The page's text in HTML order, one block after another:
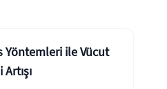
Yöntemleri ile Vücut